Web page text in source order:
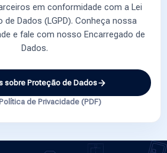
em conformidade com a Lei
de Dados (LGPD). Conheça nossa
e fale com nosso Encarregado de
Dados.
sobre Proteção de Dados
de Privacidade (PDF)